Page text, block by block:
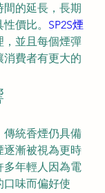
的延長，長期
價比。 SP2S煙
，並且每個煙彈
消費者有更大的
傳統香煙仍具備
逐漸被視為更時
多年輕人因為電
口味而偏好使